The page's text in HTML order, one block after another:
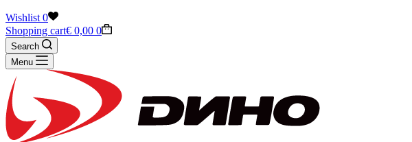
Wishlist 0
Shopping cart€ 0,00 0
Search
Menu